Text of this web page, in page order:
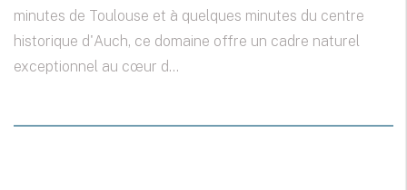
minutes de Toulouse et à quelques minutes du centre
historique d'Auch, ce domaine offre un cadre naturel
exceptionnel au cœur d...